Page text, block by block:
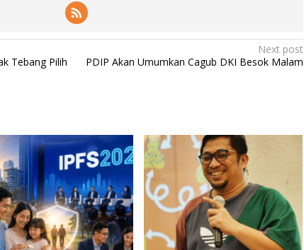
Tebang Pilih
Next post
PDIP Akan Umumkan Cagub DKI Besok Malam